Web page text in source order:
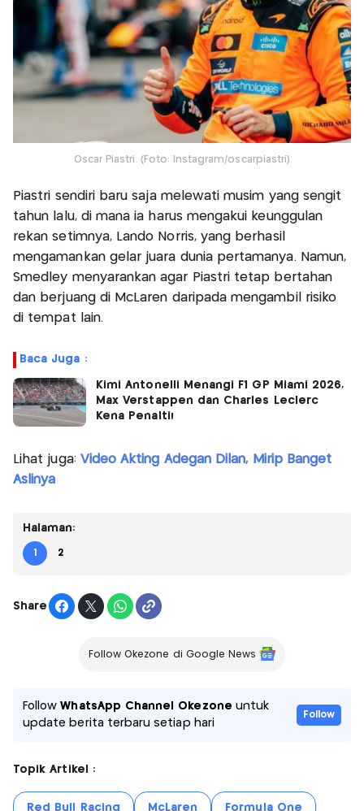
Oscar Piastri. (Foto: Instagram/oscarpiastri)
Piastri sendiri baru saja melewati musim yang sengit
tahun lalu, di mana ia harus mengakui keunggulan
rekan setimnya, Lando Norris, yang berhasil
mengamankan gelar juara dunia pertamanya. Namun,
Smedley menyarankan agar Piastri tetap bertahan
dan berjuang di McLaren daripada mengambil risiko
di tempat lain.
Baca Juga :
Kimi Antonelli Menangi F1 GP Miami 2026,
Max Verstappen dan Charles Leclerc
Kena Penalti!
Lihat juga: Video Akting Adegan Dilan, Mirip Banget
Aslinya
Halaman:
1 2
Share
Follow Okezone di Google News
FollowWhatsApp Channel Okezone untuk
update berita terbaru setiap hari
Follow
Topik Artikel :
Red Bull Racing McLaren Formula One